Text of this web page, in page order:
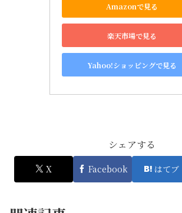
Amazonで見る
楽天市場で見る
Yahoo!ショッピングで見る
シェアする
X Facebook はてブ